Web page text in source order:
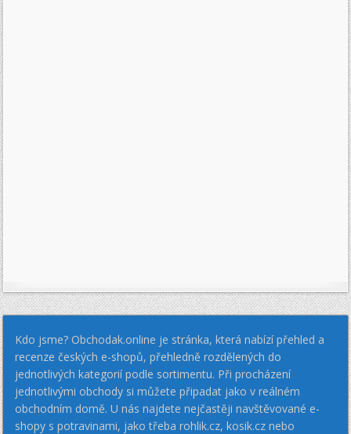
Kdo jsme? Obchodak.online je stránka, která nabízí přehled a
recenze českých e-shopů, přehledně rozdělených do
jednotlivých kategorií podle sortimentu. Při procházení
jednotlivými obchody si můžete připadat jako v reálném
obchodním domě. U nás najdete nejčastěji navštěvované e-
shopy s potravinami, jako třeba rohlik.cz, kosik.cz nebo